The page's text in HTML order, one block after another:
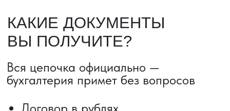
Сроки от 5 дней
Авиадоставка
Сборный груз
Железнодорожные перевозки
Автогрузоперевозки
Контейнерные перевозки
Доставка образцов